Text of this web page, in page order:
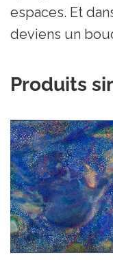
espaces. Et
deviens un
Produits